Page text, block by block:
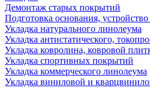
Демонтаж старых покрытий
Подготовка основания,
Укладка натурального линолеума
Укладка антистатического,
Укладка ковролина, ковровой
Укладка спортивных покрытий
Укладка коммерческого линолеума
Укладка виниловой и